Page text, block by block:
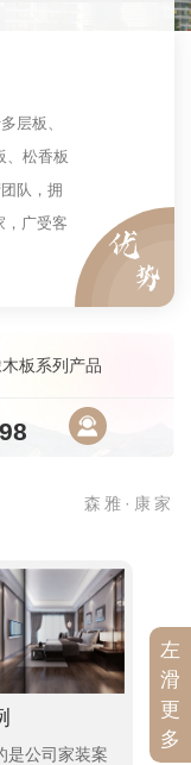
层板、
、松香板
队，拥
，广受客
板系列产品
森雅·康家
是公司家装案
工
上
左
滑
更
多